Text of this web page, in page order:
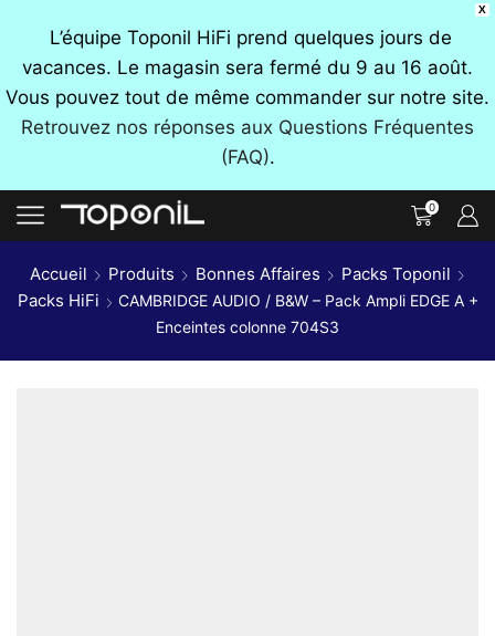
X
L’équipe Toponil HiFi prend quelques jours de
vacances. Le magasin sera fermé du 9 au 16 août.
Vous pouvez tout de même commander sur notre site.
Retrouvez nos réponses aux Questions Fréquentes
(FAQ).
0
Accueil Produits Bonnes Affaires
Packs Toponil
Packs HiFi
CAMBRIDGE AUDIO / B&W – Pack Ampli EDGE A +
Enceintes colonne 704S3